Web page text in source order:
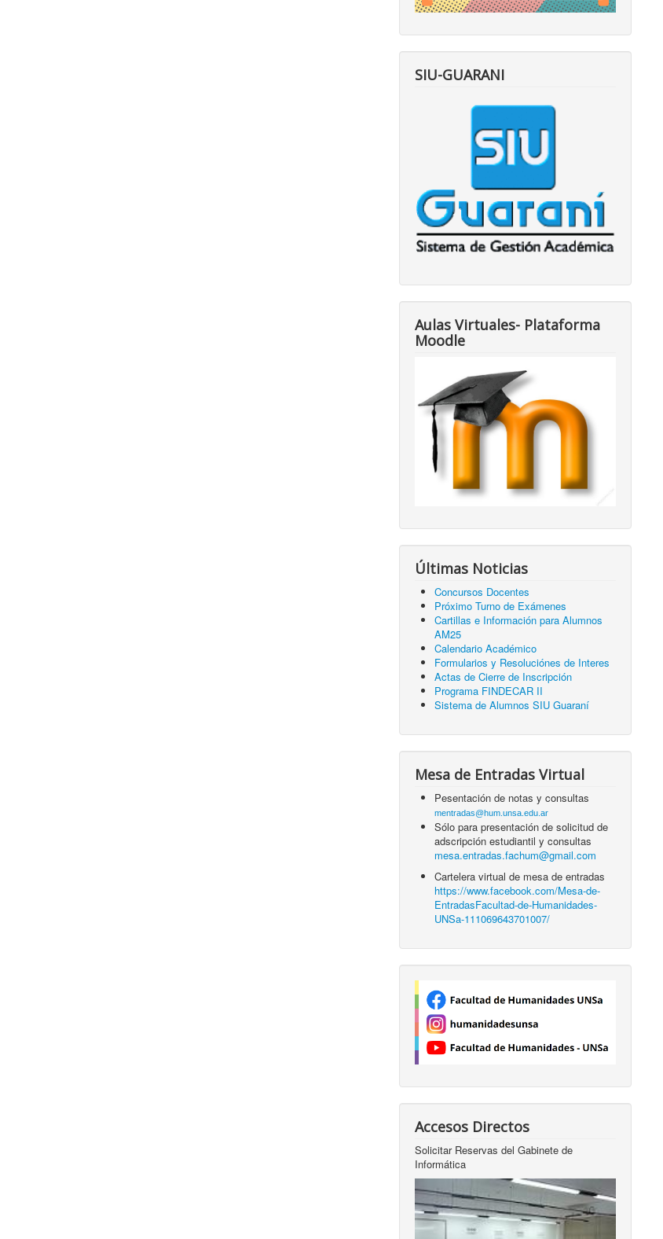
SIU-GUARANI
Aulas Virtuales- Plataforma
Moodle
Últimas Noticias
Concursos Docentes
Próximo Turno de Exámenes
Cartillas e Información para Alumnos
AM25
Calendario Académico
Formularios y Resoluciónes de Interes
Actas de Cierre de Inscripción
Programa FINDECAR II
Sistema de Alumnos SIU Guaraní
Mesa de Entradas Virtual
Pesentación de notas y consultas
mentradas@hum.unsa.edu.ar
Sólo para presentación de solicitud de
adscripción estudiantil y consultas
mesa.entradas.fachum@gmail.com
Cartelera virtual de mesa de entradas
https://www.facebook.com/Mesa-de-
EntradasFacultad-de-Humanidades-
UNSa-111069643701007/
Accesos Directos
Solicitar Reservas del Gabinete de
Informática